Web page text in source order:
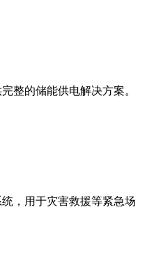
整的储能供电解决方案。
，用于灾害救援等紧急场